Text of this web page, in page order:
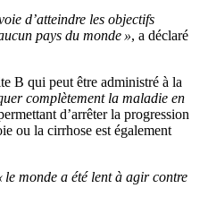
d’atteindre les objectifs
pays du monde », a déclaré
B qui peut être administré à la
complètement la maladie en
d’arrêter la progression
ou la cirrhose est également
le monde a été lent à agir contre